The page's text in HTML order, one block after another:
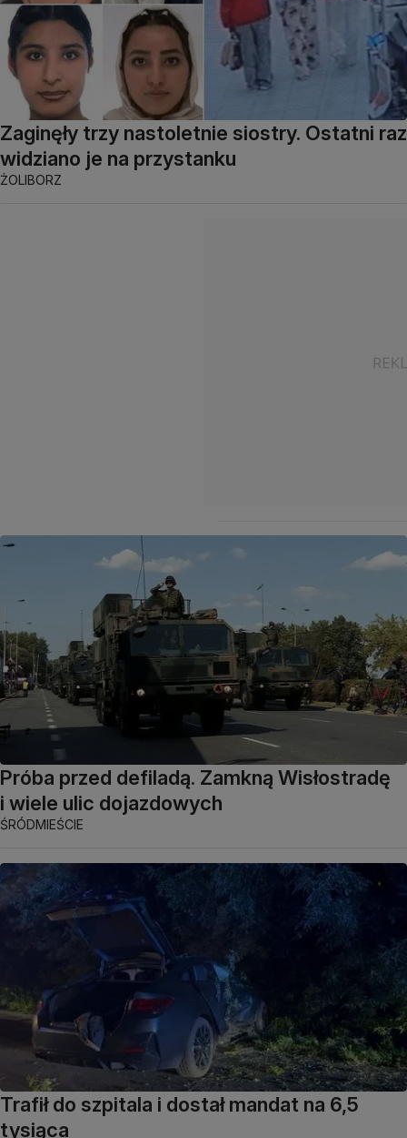
Zaginęły trzy nastoletnie siostry. Ostatni raz
widziano je na przystanku
ŻOLIBORZ
Próba przed defiladą. Zamkną Wisłostradę
i wiele ulic dojazdowych
ŚRÓDMIEŚCIE
Trafił do szpitala i dostał mandat na 6,5
tysiąca